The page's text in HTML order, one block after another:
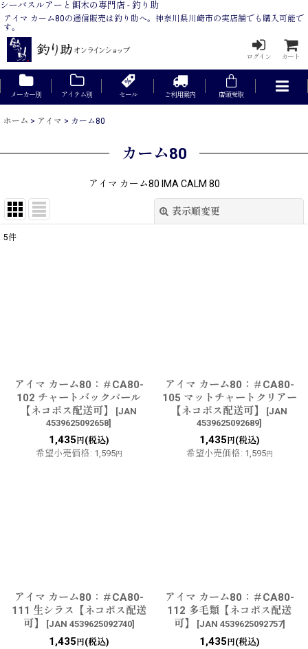
シーバスルアーと餌木の専門店 - 釣り助
アイマ カーム80の通信販売は釣り助へ。神奈川県川崎市の実店舗でも購入可能で
す。
ログイン カート
メーカー別 アイテム別 セール ご利用案内 店頭受取
ホーム > アイマ > カーム80
カーム80
アイマ カーム80 IMA CALM 80
表示順変更
5件
アイマ カーム80：＃CA80-
102 チャートバックパール
【ネコポス配送可】
[JAN
4539625092658]
1,435 円(税込)
希望小売価格: 1,595円
アイマ カーム80：＃CA80-
105 マットチャートクリアー
【ネコポス配送可】
[JAN
4539625092689]
1,435 円(税込)
希望小売価格: 1,595円
アイマ カーム80：＃CA80-
111 生シラス【ネコポス配送
可】
[JAN 4539625092740]
1,435 円(税込)
アイマ カーム80：＃CA80-
112 多毛類【ネコポス配送
可】
[JAN 4539625092757]
1,435 円(税込)